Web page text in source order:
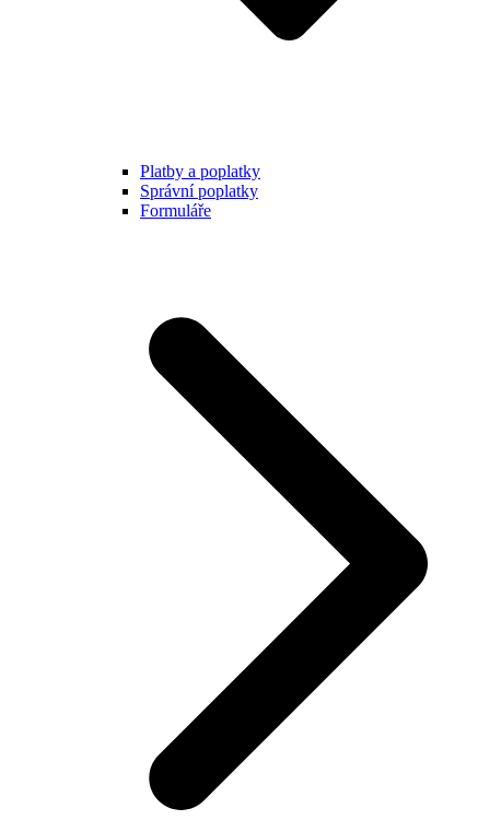
Platby a poplatky
Správní poplatky
Formuláře